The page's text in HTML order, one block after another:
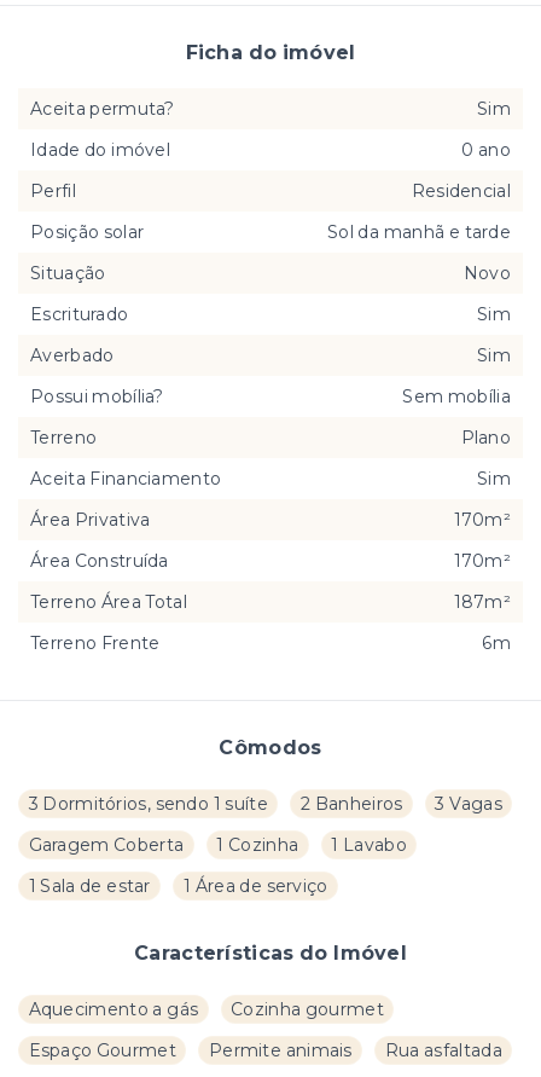
Cômodos
3 Dormitórios, sendo 1 suíte 2 Banheiros
3 Vagas
Garagem Coberta
1 Cozinha
1 Lavabo
1 Sala de estar
1 Área de serviço
Características do Imóvel
Aquecimento a gás
Cozinha gourmet
Espaço Gourmet
Permite animais
Rua asfaltada
Ficha do imóvel
Aceita permuta?
Sim
Idade do imóvel
0 ano
Perfil
Residencial
Posição solar
Sol da manhã e tarde
Situação
Novo
Escriturado
Sim
Averbado
Sim
Possui mobília?
Sem mobília
Terreno
Plano
Aceita Financiamento
Sim
Área Privativa
170m²
Área Construída
170m²
Terreno Área Total
187m²
Terreno Frente
6m